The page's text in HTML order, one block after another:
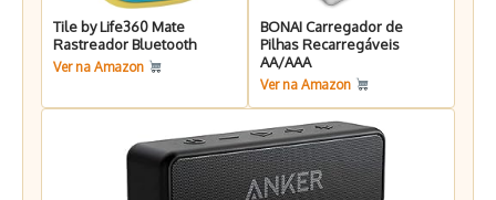
Tile by Life360 Mate
Rastreador Bluetooth
Ver na Amazon
BONAI Carregador de
Pilhas Recarregáveis
AA/AAA
Ver na Amazon